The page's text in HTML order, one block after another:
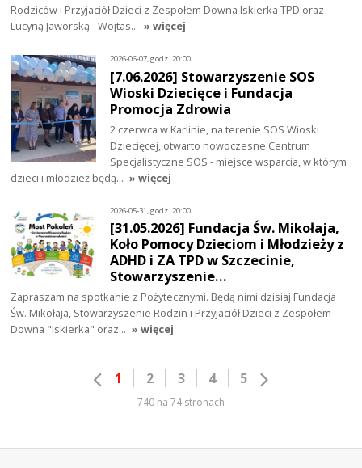
Rodziców i Przyjaciół Dzieci z Zespołem Downa Iskierka TPD oraz
Lucyną Jaworską - Wojtas… » więcej
2026-06-07, godz. 20:00
[7.06.2026] Stowarzyszenie SOS
Wioski Dziecięce i Fundacja
Promocja Zdrowia
2 czerwca w Karlinie, na terenie SOS Wioski
Dziecięcej, otwarto nowoczesne Centrum
Specjalistyczne SOS - miejsce wsparcia, w którym
dzieci i młodzież będą… » więcej
2026-05-31, godz. 20:00
[31.05.2026] Fundacja Św. Mikołaja,
Koło Pomocy Dzieciom i Młodzieży z
ADHD i ZA TPD w Szczecinie,
Stowarzyszenie…
Zapraszam na spotkanie z Pożytecznymi. Będą nimi dzisiaj Fundacja
Św. Mikołaja, Stowarzyszenie Rodzin i Przyjaciół Dzieci z Zespołem
Downa "Iskierka" oraz… » więcej
1 2 3 4 5
740 na 74 stronach